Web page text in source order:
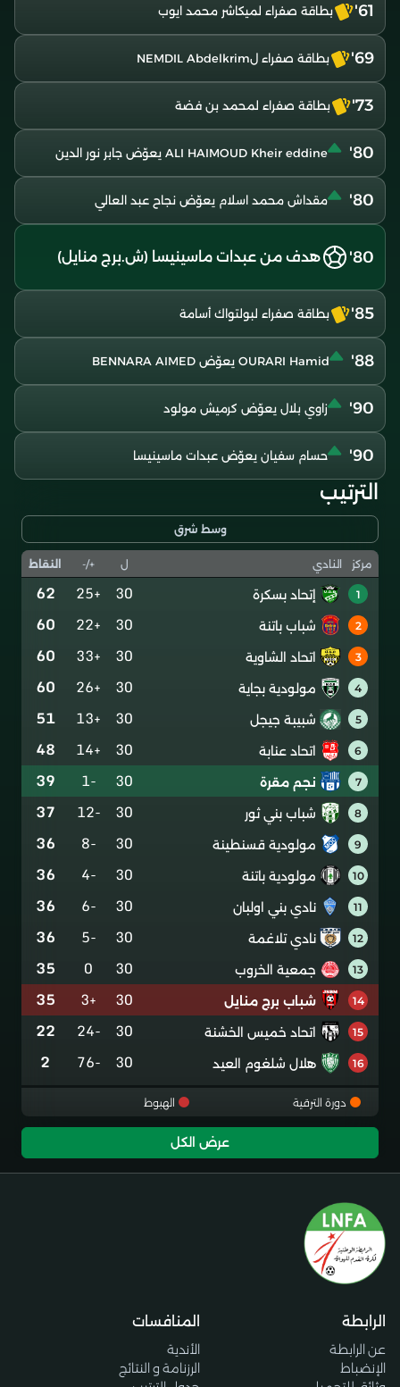
61' بطاقة صفراء لميكاشر محمد ايوب
69' بطاقة صفراء لNEMDIL Abdelkrim
73' بطاقة صفراء لمحمد بن فضة
80' ALI HAIMOUD Kheir eddine يعوّض جابر نور الدين
80' مقداش محمد اسلام يعوّض نجاح عبد العالي
80' هدف من عبدات ماسينيسا (ش.برج منايل)
85' بطاقة صفراء لبولتواك أسامة
88' OURARI Hamid يعوّض BENNARA AIMED
90' زاوي بلال يعوّض كرميش مولود
90' حسام سفيان يعوّض عبدات ماسينيسا
الترتيب
وسط شرق
مركز النادي ل +/- النقاط
1 إتحاد بسكرة 30
+25
62
2 شباب باتنة 30
+22
60
3 اتحاد الشاوية 30
+33
60
4 مولودية بجاية 30
+26
60
5 شبيبة جيجل 30
+13
51
6 اتحاد عنابة 30
+14
48
7 نجم مقرة 30
-1
39
8 شباب بني ثور 30
-12
37
9 مولودية قسنطينة 30
-8
36
10 مولودية باتنة 30
-4
36
11 نادي بني اولبان 30
-6
36
12 نادي تلاغمة 30
-5
36
13 جمعية الخروب 30
0
35
14 شباب برج منايل 30
+3
35
15 اتحاد خميس الخشنة 30
-24
22
16 هلال شلغوم العيد 30
-76
2
دورة الترقية الهبوط
عرض الكل
الرابطة
عن الرابطة
الإنضباط
المنافسات
الأندية
الرزنامة و النتائج